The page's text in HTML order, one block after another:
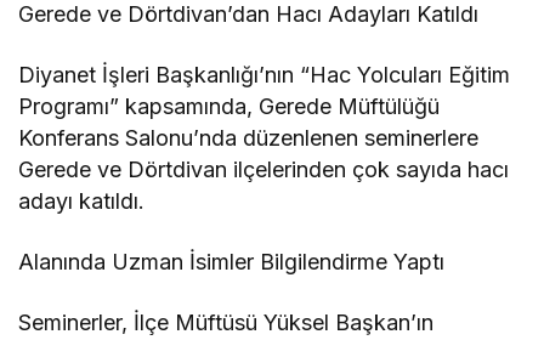
Gerede ve Dörtdivan’dan Hacı Adayları Katıldı
Diyanet İşleri Başkanlığı’nın “Hac Yolcuları Eğitim
Programı” kapsamında, Gerede Müftülüğü
Konferans Salonu’nda düzenlenen seminerlere
Gerede ve Dörtdivan ilçelerinden çok sayıda hacı
adayı katıldı.
Alanında Uzman İsimler Bilgilendirme Yaptı
Seminerler, İlçe Müftüsü Yüksel Başkan’ın